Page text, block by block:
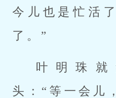
今儿也是忙活
了。”
叶明珠就
头：“等一会儿